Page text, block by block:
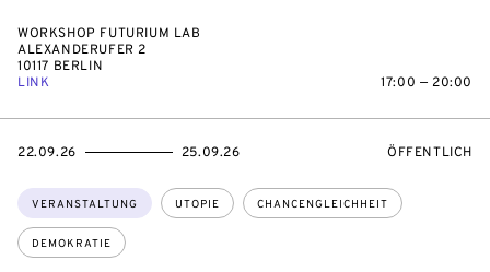
WORKSHOP FUTURIUM LAB
ALEXANDERUFER 2
10117 BERLIN
LINK
17:00 — 20:00
Themen:
VERANSTALTUNG UTOPIE CHANCENGLEICHHEIT
DEMOKRATIE
EVENTBEGINSON
22.09.26
EVENTENDSON 25.09.26 ÖFFENTLICH